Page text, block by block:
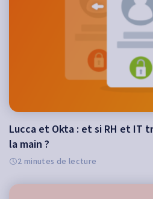
Lucca et Okta : et si RH et IT
la main ?
2 minutes de lecture